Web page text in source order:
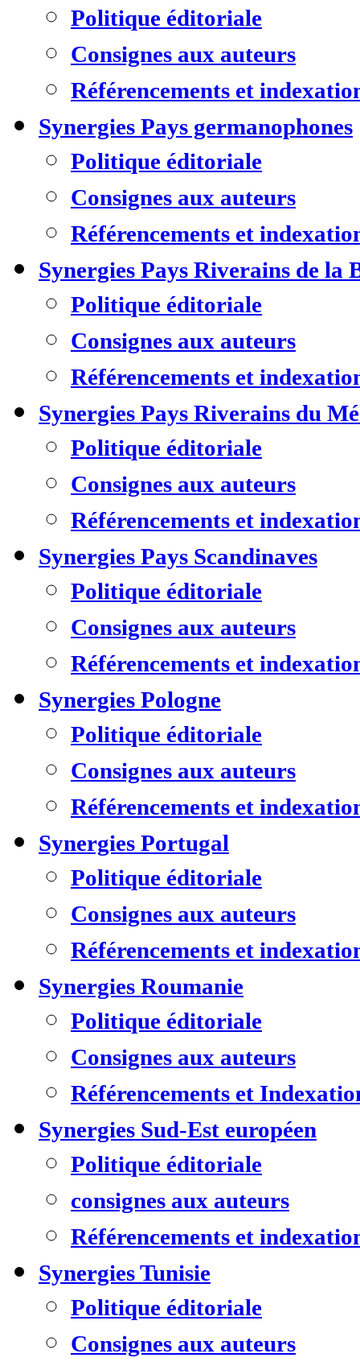
Politique éditoriale
Consignes aux auteurs
Référencements et
Synergies Pays germanophones
Politique éditoriale
Consignes aux auteurs
Référencements et
Synergies Pays Riverains de la
Politique éditoriale
Consignes aux auteurs
Référencements et
Synergies Pays Riverains du
Politique éditoriale
Consignes aux auteurs
Référencements et
Synergies Pays Scandinaves
Politique éditoriale
Consignes aux auteurs
Référencements et
Synergies Pologne
Politique éditoriale
Consignes aux auteurs
Référencements et
Synergies Portugal
Politique éditoriale
Consignes aux auteurs
Référencements et
Synergies Roumanie
Politique éditoriale
Consignes aux auteurs
Référencements et
Synergies Sud-Est européen
Politique éditoriale
consignes aux auteurs
Référencements et
Synergies Tunisie
Politique éditoriale
Consignes aux auteurs